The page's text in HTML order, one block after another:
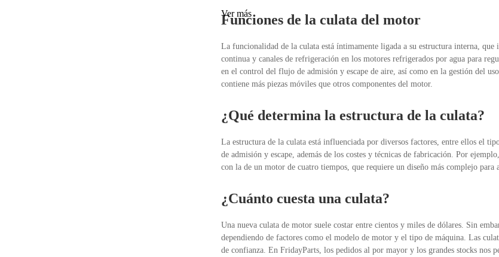
Funciones de la culata del motor
La funcionalidad de la culata está íntimamente ligada a su estructura interna,
continua y canales de refrigeración en los motores refrigerados por agua para
en el control del flujo de admisión y escape de aire, así como en la gestión del
contiene más piezas móviles que otros componentes del motor.
¿Qué determina la estructura de la culata?
La estructura de la culata está influenciada por diversos factores, entre ellos el
de admisión y escape, además de los costes y técnicas de fabricación. Por
con la de un motor de cuatro tiempos, que requiere un diseño más complejo para
¿Cuánto cuesta una culata?
Una nueva culata de motor suele costar entre cientos y miles de dólares. Sin
dependiendo de factores como el modelo de motor y el tipo de máquina. Las
de confianza. En FridayParts, los pedidos al por mayor y los grandes stocks nos
Ver más